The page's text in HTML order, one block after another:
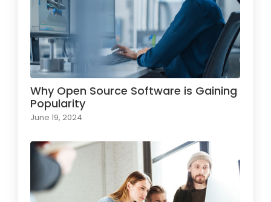
Why Open Source Software is Gaining
Popularity
June 19, 2024